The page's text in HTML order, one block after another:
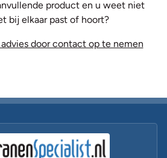
product en u weet niet
bij elkaar past of hoort?
door contact op te nemen